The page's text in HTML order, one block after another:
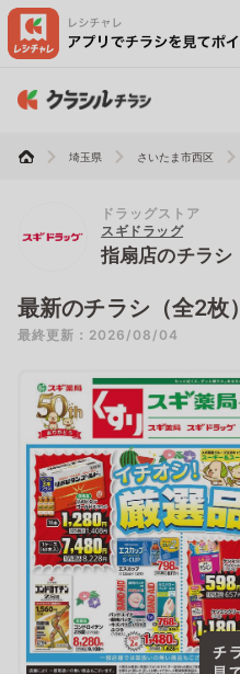
埼玉県 さいたま市西区
ドラッグストア
スギドラッグ
指扇店のチラシ
最新のチラシ（全2枚）
最終更新：2026/08/04